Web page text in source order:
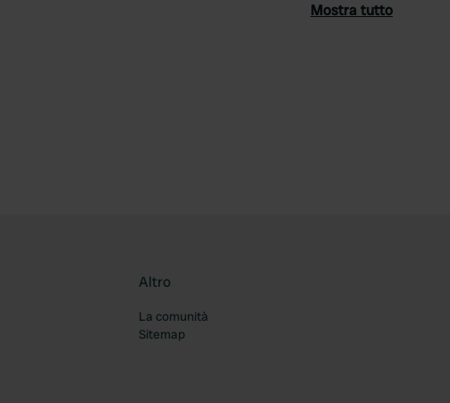
Mostra tutto
Altro
La comunità
Sitemap